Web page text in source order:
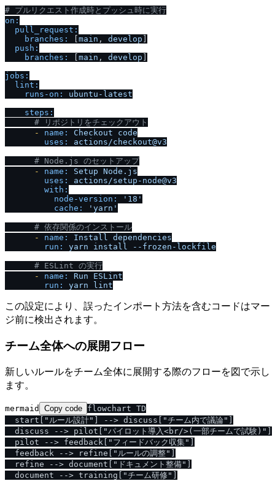
# プルリクエスト作成時とプッシュ時に実行
on:
pull_request:
branches:
main , develop
push:
branches:
main , develop
jobs:
lint:
runs-on:
ubuntu-latest
steps:
# リポジトリをチェックアウト
-
name: Checkout
code
uses:
actions /checkout@v3
# Node.js のセットアップ
-
name: Setup Node.js
uses:
actions /setup-node@v3
with:
node-version:
'18'
cache:
'yarn'
# 依存関係のインストール
-
name: Install
dependencies
run:
yarn install --frozen-lockfile
# ESLint の実行
-
name: Run
ESLint
run:
yarn lint
この設定により、誤ったインポート方法を含むコードはマー
ジ前に検出されます。
チーム全体への展開フロー
新しいルールをチーム全体に展開する際のフローを図で示し
ます。
mermaid Copy code flowchart TD
  start["ルール設計"] --> discuss["チーム内で議論"]
  discuss --> pilot["パイロット導入<br/>(一部チームで試験)"]
  pilot --> feedback["フィードバック収集"]
  feedback --> refine["ルールの調整"]
  refine --> document["ドキュメント整備"]
  document --> training["チーム研修"]